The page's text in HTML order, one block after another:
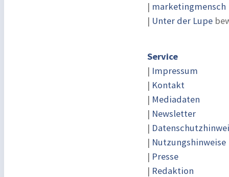
|
| Unter der Lupe
Service
| Impressum
| Kontakt
| Mediadaten
| Newsletter
|
| Nutzungshinweise
| Presse
| Redaktion